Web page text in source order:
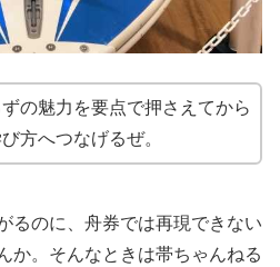
の魅力を要点で押さえてから
方へつなげるぜ。
るのに、舟券では再現できない
か。そんなときは帯ちゃんねる